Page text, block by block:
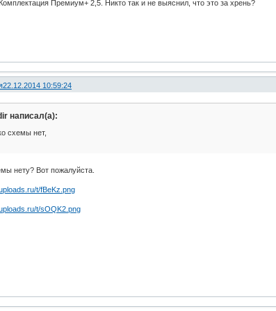
Премиум+ 2,5. Никто так и не выяснил, что это за хрень?
22.12.2014 10:59:24
написал(а):
схемы нет,
нету? Вот пожалуйста.